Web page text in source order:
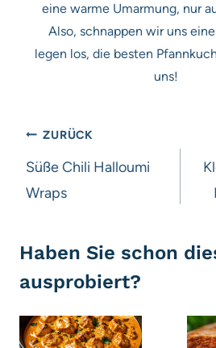
eine warme Umarmung, nur
Also, schnappen wir uns
legen los, die besten
uns!
Beitragsnavigation
ZURÜCK
Süße Chili Halloumi
Wraps
Haben Sie schon
ausprobiert?